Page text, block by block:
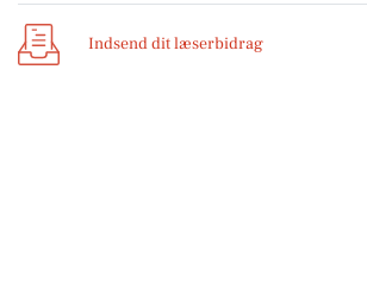
Indsend dit læserbidrag